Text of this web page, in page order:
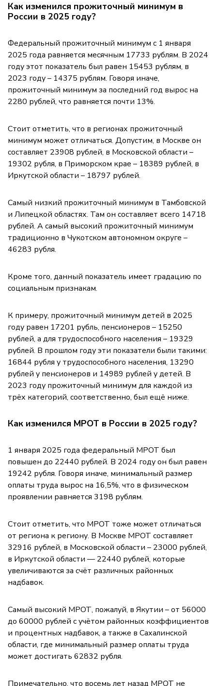
Как изменился прожиточный минимум в
России в 2025 году?
Федеральный прожиточный минимум с 1 января
2025 года равняется месячным 17733 рублям. В 2024
году этот показатель был равен 15453 рублям, в
2023 году – 14375 рублям. Говоря иначе,
прожиточный минимум за последний год вырос на
2280 рублей, что равняется почти 13%.
Стоит отметить, что в регионах прожиточный
минимум может отличаться. Допустим, в Москве он
составляет 23908 рублей, в Московской области –
19302 рубля, в Приморском крае – 18389 рублей, в
Иркутской области – 18797 рублей.
Самый низкий прожиточный минимум в Тамбовской
и Липецкой областях. Там он составляет всего 14718
рублей. А самый высокий прожиточный минимум
традиционно в Чукотском автономном округе –
46283 рубля.
Кроме того, данный показатель имеет градацию по
социальным признакам.
К примеру, прожиточный минимум детей в 2025
году равен 17201 рубль, пенсионеров – 15250
рублей, а для трудоспособного населения – 19329
рублей. В прошлом году эти показатели были такими:
16844 рубля у трудоспособного населения, 13290
рублей у пенсионеров и 14989 рублей у детей. В
2023 году прожиточный минимум для каждой из
трёх категорий, соответственно, был ещё ниже.
Как изменился МРОТ в России в 2025 году?
1 января 2025 года федеральный МРОТ был
повышен до 22440 рублей. В 2024 году он был равен
19242 рубля. Говоря иначе, минимальный размер
оплаты труда вырос на 16,5%, что в физическом
проявлении равняется 3198 рублям.
Стоит отметить, что МРОТ тоже может отличаться
от региона к региону. В Москве МРОТ составляет
32916 рублей, в Московской области – 23000 рублей,
в Иркутской области — 22440 рублей, которые
увеличиваются за счёт различных районных
надбавок.
Самый высокий МРОТ, пожалуй, в Якутии – от 56000
до 60000 рублей с учётом районных коэффициентов
и процентных надбавок, а также в Сахалинской
области, где минимальный размер оплаты труда
может достигать 62832 рубля.
Примечательно, что восемь лет назад МРОТ не